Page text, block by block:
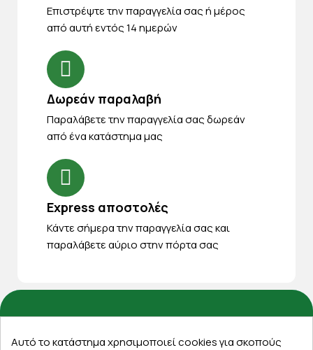
Eπιστρέψτε την παραγγελία σας ή μέρος
από αυτή εντός 14 ημερών
Δωρεάν παραλαβή
Παραλάβετε την παραγγελία σας δωρεάν
από ένα κατάστημα μας
Express αποστολές
Κάντε σήμερα την παραγγελία σας και
παραλάβετε αύριο στην πόρτα σας
Αυτό το κατάστημα χρησιμοποιεί cookies για σκοπούς